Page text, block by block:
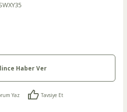
Haber Ver
Yaz Tavsiye Et